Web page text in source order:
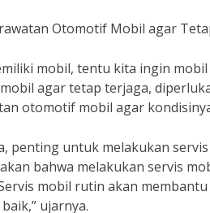
Otomotif Mobil agar
mobil, tentu kita ingin
agar tetap terjaga,
otomotif mobil agar
penting untuk melakukan
bahwa melakukan servis
mobil rutin akan
ujarnya.